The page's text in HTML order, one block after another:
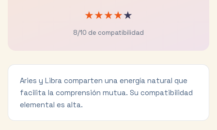
★★★★★
8/10 de compatibilidad
Aries y Libra comparten una energía natural que
facilita la comprensión mutua. Su compatibilidad
elemental es alta.